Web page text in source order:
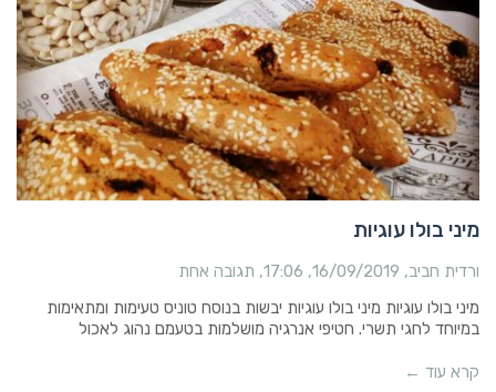
מיני בולו עוגיות
ורדית חביב 16/09/2019
17:06 תגובה אחת
מיני בולו עוגיות מיני בולו עוגיות יבשות בנוסח טוניס טעימות ומתאימות
במיוחד לחגי תשרי. חטיפי אנרגיה מושלמות בטעמם נהוג לאכול
קרא עוד ←